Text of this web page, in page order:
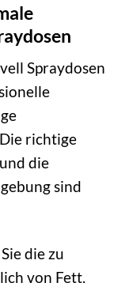
Spraydosen
richtige
die
sind
die zu
von Fett,